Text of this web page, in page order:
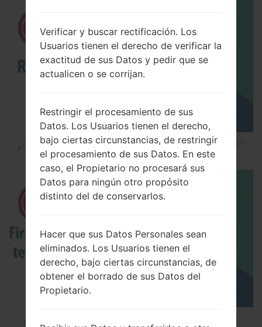
¿Cómo hacer Reinicio Completo en LG G5 H850?
¿Cómo instalar Firmware Oficial en el teléfono
Verificar y buscar rectificación. Los
Usuarios tienen el derecho de verificar la
exactitud de sus Datos y pedir que se
actualicen o se corrijan.
Restringir el procesamiento de sus
Datos. Los Usuarios tienen el derecho,
bajo ciertas circunstancias, de restringir
el procesamiento de sus Datos. En este
caso, el Propietario no procesará sus
Datos para ningún otro propósito
distinto del de conservarlos.
Hacer que sus Datos Personales sean
eliminados. Los Usuarios tienen el
derecho, bajo ciertas circunstancias, de
obtener el borrado de sus Datos del
Propietario.